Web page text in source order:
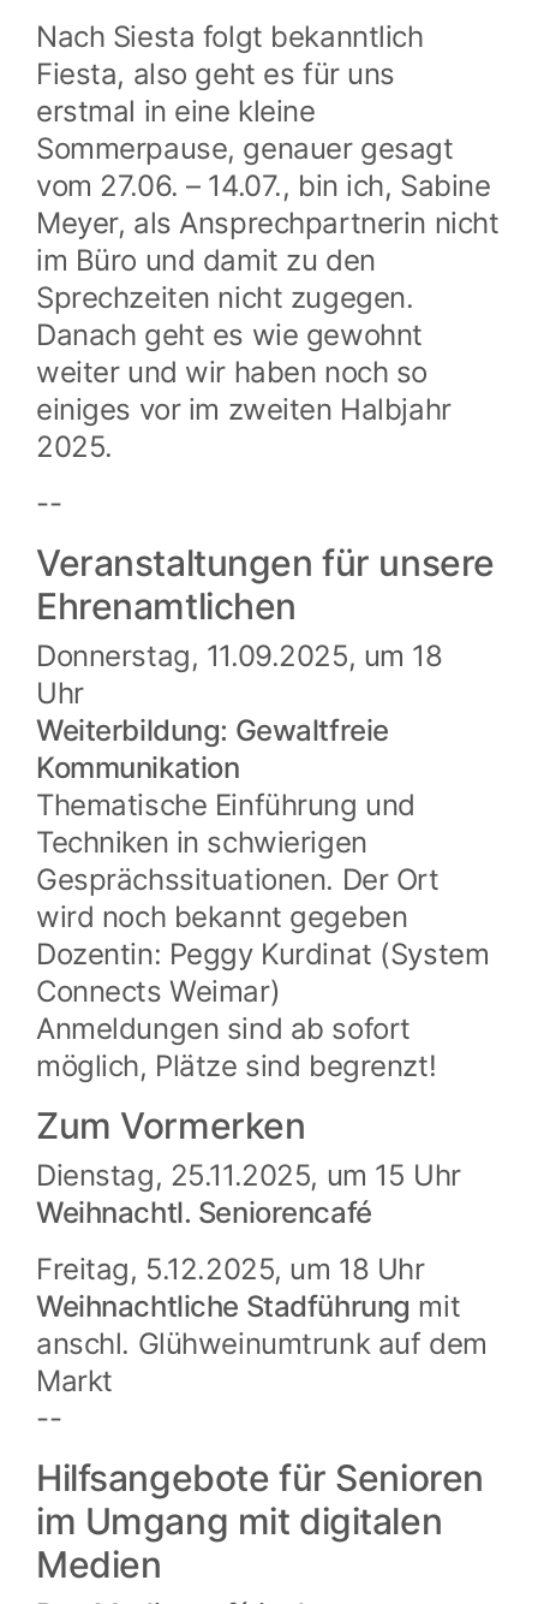
Nach Siesta folgt bekanntlich
Fiesta, also geht es für uns
erstmal in eine kleine
Sommerpause, genauer gesagt
vom 27.06. – 14.07., bin ich, Sabine
Meyer, als Ansprechpartnerin nicht
im Büro und damit zu den
Sprechzeiten nicht zugegen.
Danach geht es wie gewohnt
weiter und wir haben noch so
einiges vor im zweiten Halbjahr
2025.
--
Veranstaltungen für unsere
Ehrenamtlichen
Donnerstag, 11.09.2025, um 18
Uhr
Weiterbildung: Gewaltfreie
Kommunikation
Thematische Einführung und
Techniken in schwierigen
Gesprächssituationen. Der Ort
wird noch bekannt gegeben
Dozentin: Peggy Kurdinat (System
Connects Weimar)
Anmeldungen sind ab sofort
möglich, Plätze sind begrenzt!
Zum Vormerken
Dienstag, 25.11.2025, um 15 Uhr
Weihnachtl. Seniorencafé
Freitag, 5.12.2025, um 18 Uhr
Weihnachtliche Stadführung mit
anschl. Glühweinumtrunk auf dem
Markt
--
Hilfsangebote für Senioren
im Umgang mit digitalen
Medien